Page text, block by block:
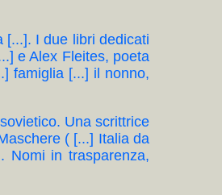
[...]. I due libri dedicati
e Alex Fleites, poeta
famiglia [...] il nonno,
Una scrittrice
( [...] Italia da
Nomi in trasparenza,